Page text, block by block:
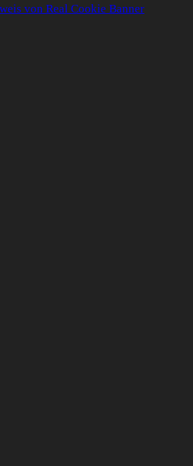
von Real Cookie Banner